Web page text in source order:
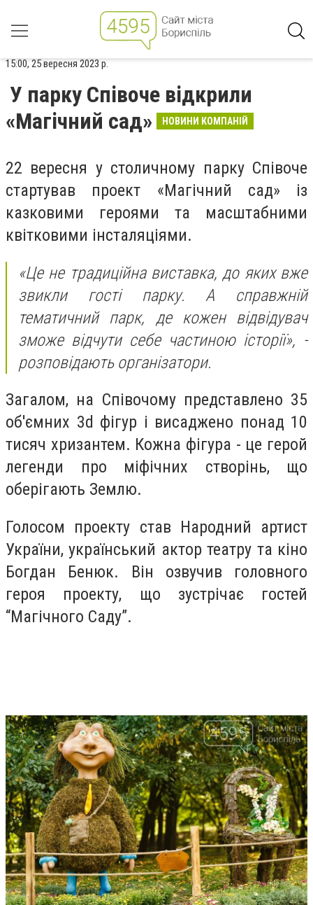
15:00, 25 вересня 2023 р.
У парку Співоче відкрили
«Магічний сад»
НОВИНИ КОМПАНІЙ
22 вересня у столичному парку Співоче
стартував проект «Магічний сад» із
казковими героями та масштабними
квітковими інсталяціями.
«Це не традиційна виставка, до яких вже
звикли гості парку. А справжній
тематичний парк, де кожен відвідувач
зможе відчути себе частиною історії», -
розповідають організатори.
Загалом, на Співочому представлено 35
об'ємних 3d фігур і висаджено понад 10
тисяч хризантем. Кожна фігура - це герой
легенди про міфічних створінь, що
оберігають Землю.
Голосом проекту став Народний артист
України, український актор театру та кіно
Богдан Бенюк. Він озвучив головного
героя проекту, що зустрічає гостей
“Магічного Саду”.